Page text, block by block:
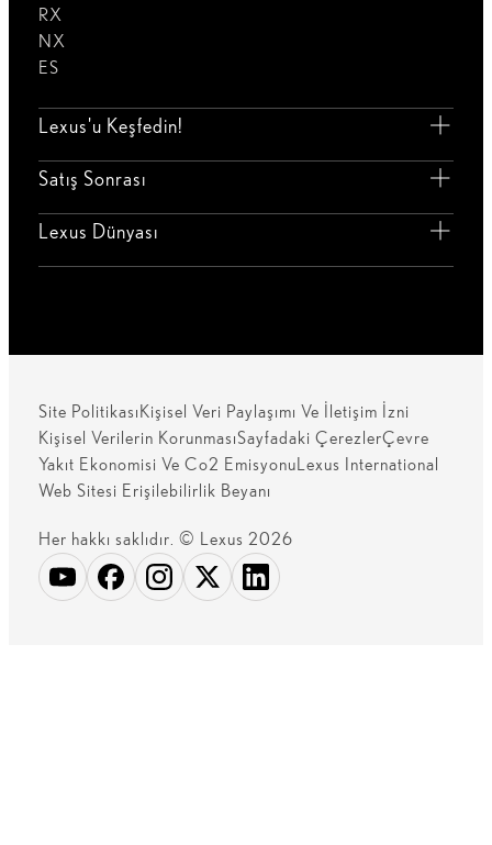
RX
NX
ES
Lexus'u Keşfedin!
Satış Sonrası
Lexus Dünyası
Site PolitikasıKişisel Veri Paylaşımı Ve İletişim İzni
Kişisel Verilerin KorunmasıSayfadaki ÇerezlerÇevre
Yakıt Ekonomisi Ve Co2 EmisyonuLexus International
Web Sitesi Erişilebilirlik Beyanı
Her hakkı saklıdır. © Lexus 2026